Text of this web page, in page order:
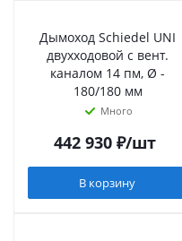
Дымоход Schiedel UNI
двухходовой с вент.
каналом 14 пм, Ø -
180/180 мм
Много
442 930₽/шт
В корзину